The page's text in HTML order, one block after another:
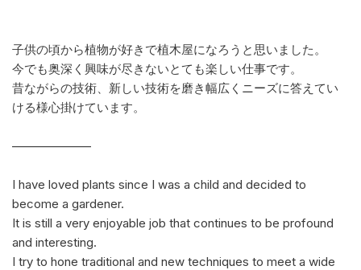
子供の頃から植物が好きで植木屋になろうと思いました。
今でも奥深く興味が尽きないとても楽しい仕事です。
昔ながらの技術、新しい技術を磨き幅広くニーズに答えてい
ける様心掛けています。
——————–
I have loved plants since I was a child and decided to
become a gardener.
It is still a very enjoyable job that continues to be profound
and interesting.
I try to hone traditional and new techniques to meet a wide